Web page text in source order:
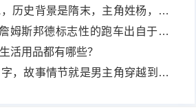
陈洪)学的
历史背景是隋末，主角姓杨，但
是杨素的后代，他给儿子取小名
姆斯邦德标志性的跑车出自于哪
活用品都有哪些？
，故事情节就是男主角穿越到了